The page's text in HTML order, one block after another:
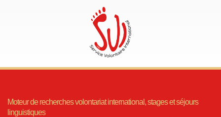
Moteur de recherches volontariat international, stages et séjours
linguistiques